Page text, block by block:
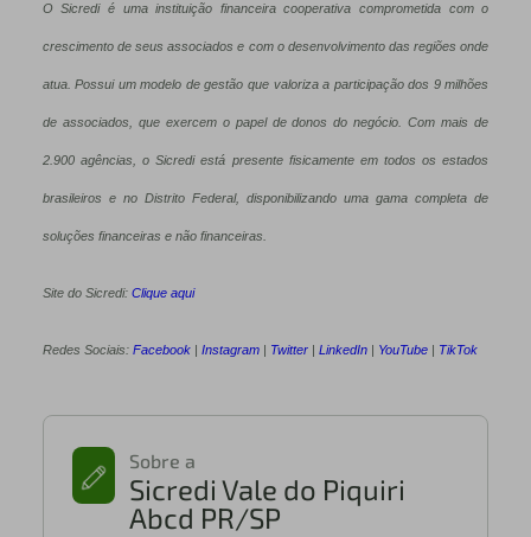
O Sicredi é uma instituição financeira cooperativa comprometida com o
crescimento de seus associados e com o desenvolvimento das regiões onde
atua. Possui um modelo de gestão que valoriza a participação dos 9 milhões
de associados, que exercem o papel de donos do negócio. Com mais de
2.900 agências, o Sicredi está presente fisicamente em todos os estados
brasileiros e no Distrito Federal, disponibilizando uma gama completa de
soluções financeiras e não financeiras.
Site do Sicredi: Clique aqui
Redes Sociais: Facebook| Instagram| Twitter| LinkedIn| YouTube| TikTok
Sobre a
Sicredi Vale do Piquiri
Abcd PR/SP